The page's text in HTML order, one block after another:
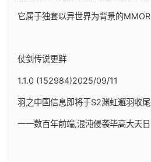
它属于独套以异世界为背景的
仗剑传说更鲜
1.1.0 (152984)2025/09/11
羽之中国信息即将于S2渊虹邂羽收
一一数百年前端,混沌侵袭毕高大天日